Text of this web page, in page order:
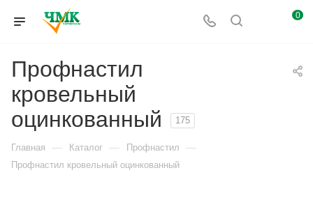
0
Профнастил
кровельный
оцинкованный
175
Главная — Каталог — Профнастил —
Профнастил кровельный оцинкованный